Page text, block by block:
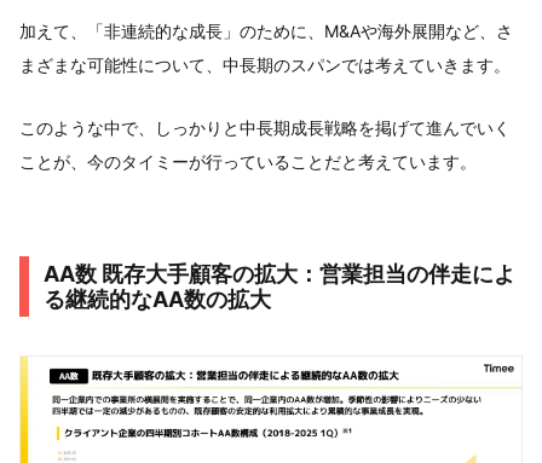
加えて、「非連続的な成長」のために、M&Aや海外展開など、さ
まざまな可能性について、中長期のスパンでは考えていきます。
このような中で、しっかりと中長期成長戦略を掲げて進んでいく
ことが、今のタイミーが行っていることだと考えています。
AA数 既存大手顧客の拡大：営業担当の伴走によ
る継続的なAA数の拡大